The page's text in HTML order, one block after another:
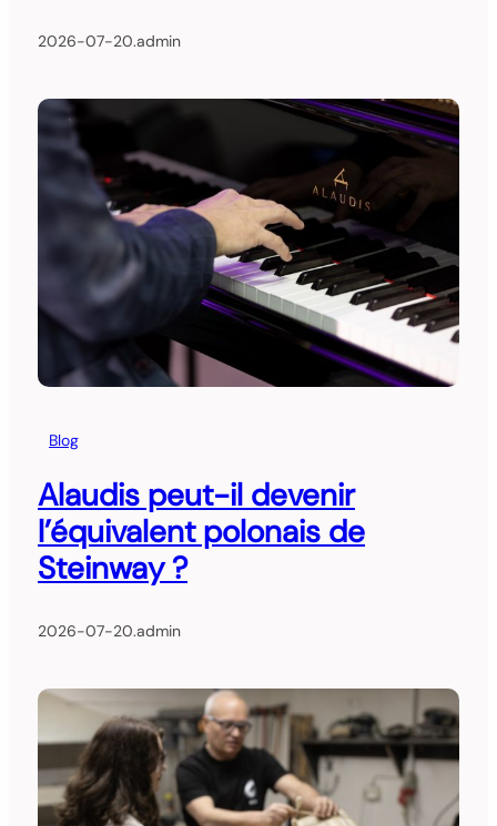
2026-07-20.admin
Blog
Alaudis peut-il devenir
l’équivalent polonais de
Steinway ?
2026-07-20.admin